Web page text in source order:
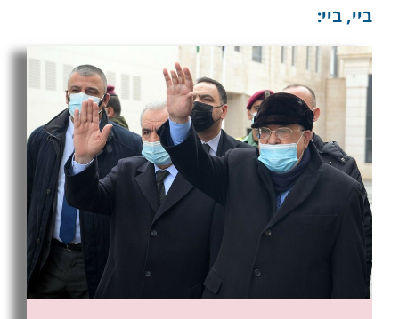
ביי, ביי: